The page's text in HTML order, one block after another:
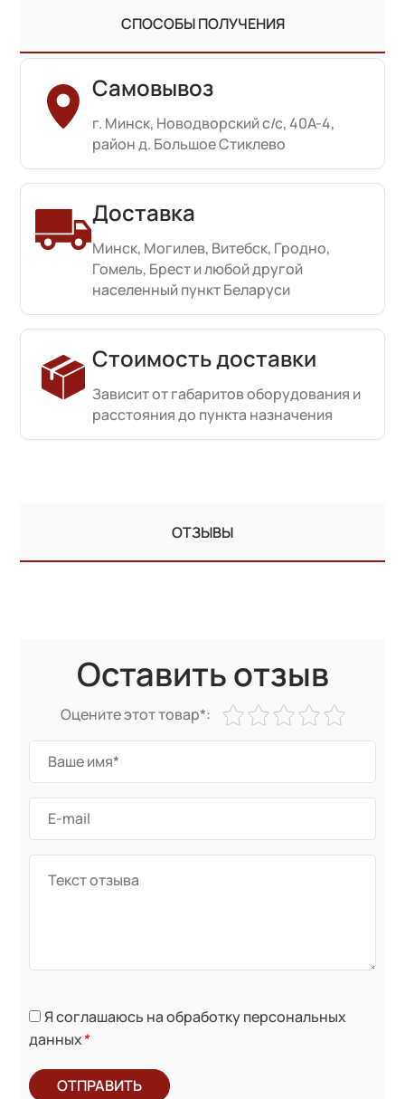
СПОСОБЫ ПОЛУЧЕНИЯ
Самовывоз
г. Минск, Новодворский с/с, 40А-4,
район д. Большое Стиклево
Доставка
Минск, Могилев, Витебск, Гродно,
Гомель, Брест и любой другой
населенный пункт Беларуси
Стоимость доставки
Зависит от габаритов оборудования и
расстояния до пункта назначения
ОТЗЫВЫ
Оставить отзыв
Оцените этот товар*:
Я соглашаюсь на обработку персональных
данных*
ОТПРАВИТЬ